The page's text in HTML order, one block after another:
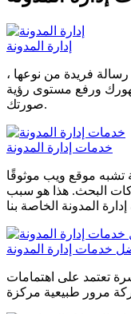
إدارة المدونة
رسالة فريدة من نوعها ،
ورفع مستوى رؤية
صورتك.
خدمات إدارة المدونة
تشبه موقع ويب موثوقًا
البحث. هذا هو سبب
خدمات إدارة المدونة
تعتمد على اهتمامات